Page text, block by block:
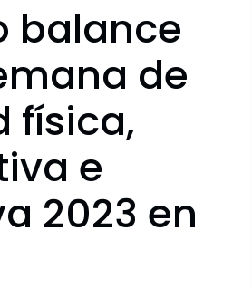
balance
de
física,
e
2023 en